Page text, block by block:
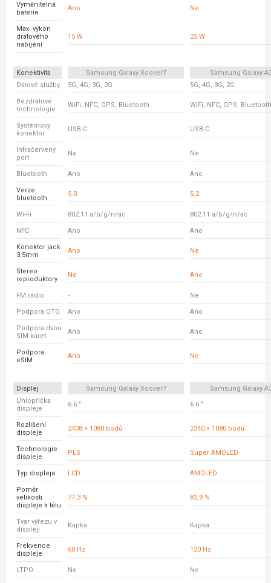
Vyměnitelná
baterie
Ano Ne
Max. výkon
drátového
nabíjení
15 W 25 W
Konektivita Samsung Galaxy Xcover7
Samsung Galaxy
Datové služby
5G, 4G, 3G, 2G 5G, 4G, 3G, 2G
Bezdrátové
technologie
WiFi, NFC, GPS, Bluetooth WiFi, NFC, GPS, Bluetooth
Systémový
konektor
USB-C USB-C
Infračervený
port
Ne Ne
Bluetooth Ano Ano
Verze
bluetooth
5.3 5.2
Wi-Fi 802.11 a/b/g/n/ac 802.11 a/b/g/n/ac
NFC Ano Ano
Konektor jack
3,5mm
Ano Ne
Stereo
reproduktory
Ne Ano
FM rádio - Ne
Podpora OTG Ano Ano
Podpora dvou
SIM karet
Ano Ano
Podpora
eSIM
Ano Ne
Displej Samsung Galaxy Xcover7
Samsung Galaxy
Úhlopříčka
displeje
6.6 " 6.6 "
Rozlišení
displeje
2408 × 1080 bodů 2340 × 1080 bodů
Technologie
displeje
PLS Super AMOLED
Typ displeje LCD AMOLED
Poměr
velikosti
displeje k tělu
77,3 % 83,9 %
Tvar výřezu v
displeji
Kapka Kapka
Frekvence
displeje
60 Hz 120 Hz
LTPO Ne Ne